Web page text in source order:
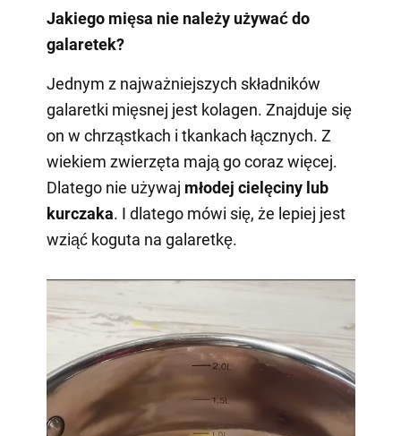
Jakiego mięsa nie należy używać do
galaretek?
Jednym z najważniejszych składników
galaretki mięsnej jest kolagen. Znajduje się
on w chrząstkach i tkankach łącznych. Z
wiekiem zwierzęta mają go coraz więcej.
Dlatego nie używaj młodej cielęciny lub
kurczaka. I dlatego mówi się, że lepiej jest
wziąć koguta na galaretkę.